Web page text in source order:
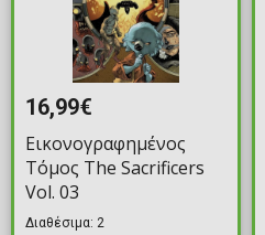
16,99€
Εικονογραφημένος
Τόμος The Sacrificers
Vol. 03
Διαθέσιμα: 2